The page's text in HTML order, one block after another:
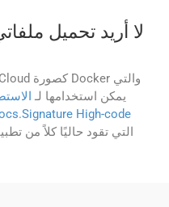
لا أريد تحميل
يمكن استخدامها لـ
High-code